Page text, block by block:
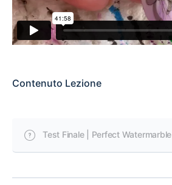
Contenuto Lezione
Test Finale | Perfect Watermarble